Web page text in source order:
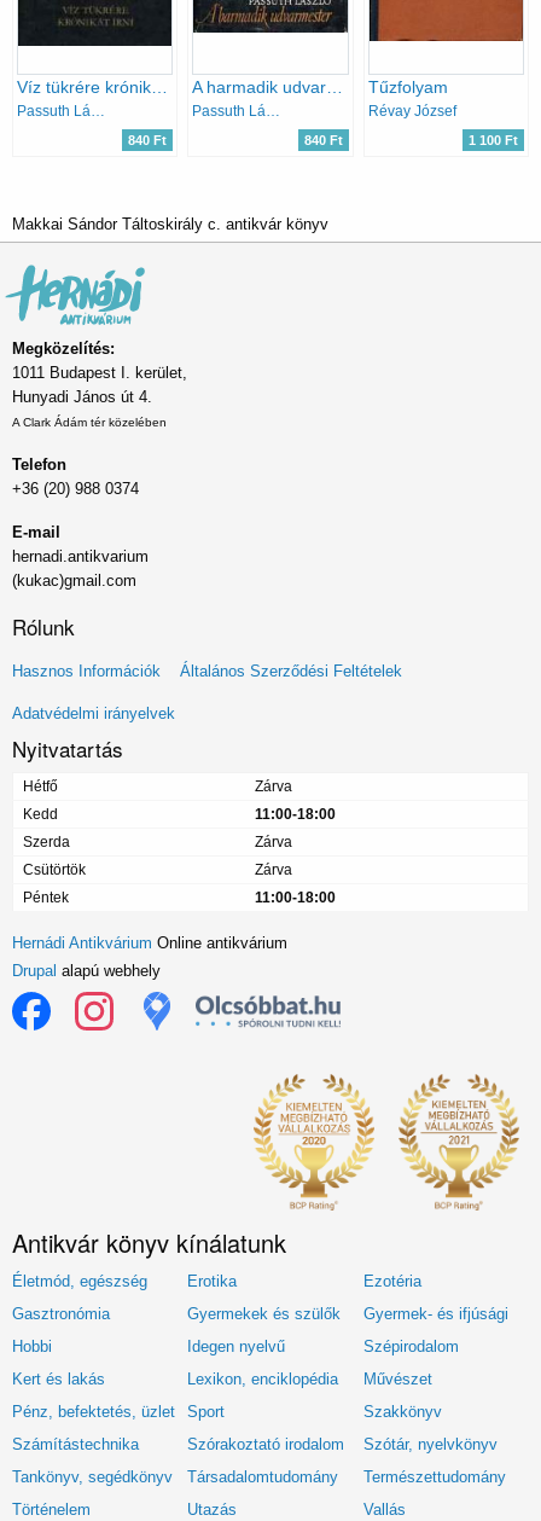
Passuth László
840 Ft
Passuth László
840 Ft
Tűzfolyam
Révay József
1 100 Ft
Makkai Sándor Táltoskirály c. antikvár könyv
Megközelítés:
1011 Budapest I. kerület,
Hunyadi János út 4.
A Clark Ádám tér közelében
Telefon
+36 (20) 988 0374
E-mail
hernadi.antikvarium
(kukac)gmail.com
Rólunk
Lábléc
menü
Hasznos Információk Általános Szerződési Feltételek
Adatvédelmi irányelvek
Nyitvatartás
Hétfő
Zárva
Kedd
11:00-18:00
Szerda
Zárva
Csütörtök
Zárva
Péntek
11:00-18:00
Hernádi Antikvárium Online antikvárium
Drupal alapú webhely
Antikvár könyv kínálatunk
Életmód, egészség Erotika
Ezotéria
Gasztronómia
Gyermekek és szülők
Gyermek- és ifjúsági
Hobbi
Idegen nyelvű
Szépirodalom
Kert és lakás
Lexikon, enciklopédia
Művészet
Pénz, befektetés, üzlet
Sport
Szakkönyv
Számítástechnika
Szórakoztató irodalom
Szótár, nyelvkönyv
Tankönyv, segédkönyv
Társadalomtudomány
Természettudomány
Történelem
Utazás Vallás